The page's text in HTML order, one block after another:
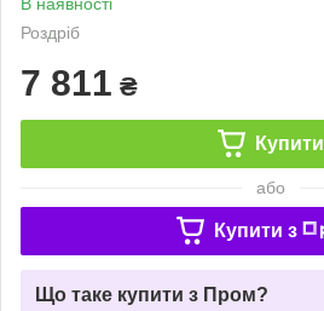
Роздріб
7 811 ₴
Купити
або
Купити з
Що таке купити з Пром?